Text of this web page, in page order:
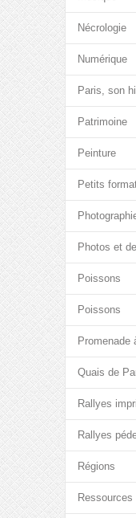
Nécrologie
Numérique
Paris, son
Patrimoine
Peinture
Petits
Photos et
Poissons
Poissons
Promenade
Quais de
Rallyes
Rallyes
Régions
Ressources